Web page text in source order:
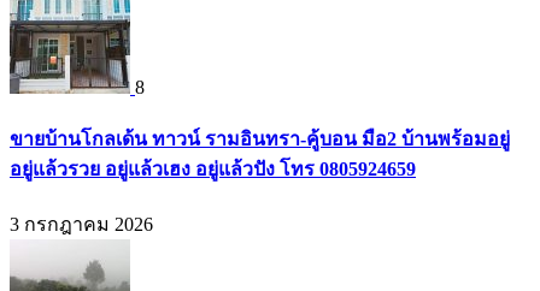
8
ขายบ้านโกลเด้น ทาวน์ รามอินทรา-คู้บอน มือ2 บ้านพร้อมอยู่
อยู่แล้วรวย อยู่แล้วเฮง อยู่แล้วปัง โทร 0805924659
3 กรกฎาคม 2026